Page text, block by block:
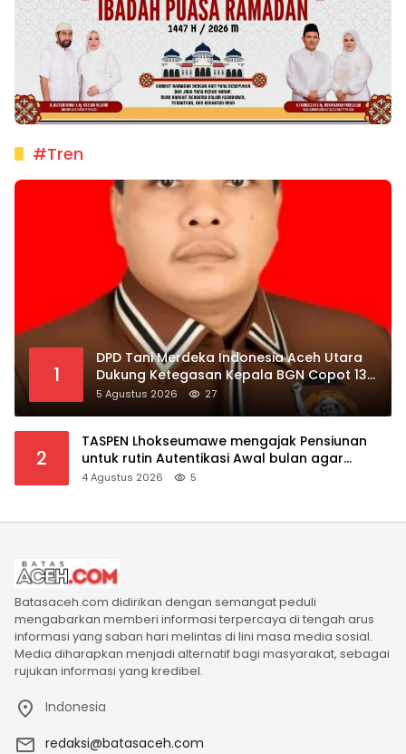
#Tren
1
DPD Tani Merdeka Indonesia Aceh Utara
Dukung Ketegasan Kepala BGN Copot 137
Kepala SPPG
5 Agustus 2026 27
2
TASPEN Lhokseumawe mengajak Pensiunan
untuk rutin Autentikasi Awal bulan agar
Manfaat Pensiun tetap Lancar
4 Agustus 2026 5
Batasaceh.com didirikan dengan semangat peduli
mengabarkan memberi informasi terpercaya di tengah arus
informasi yang saban hari melintas di lini masa media sosial.
Media diharapkan menjadi alternatif bagi masyarakat, sebagai
rujukan informasi yang kredibel.
Indonesia
redaksi@batasaceh.com